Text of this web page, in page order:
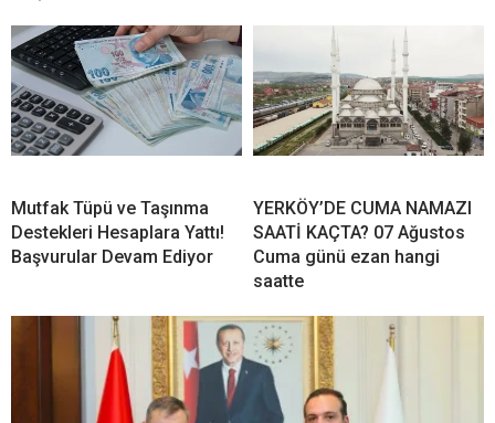
Mutfak Tüpü ve Taşınma
Destekleri Hesaplara Yattı!
Başvurular Devam Ediyor
YERKÖY’DE CUMA NAMAZI
SAATİ KAÇTA? 07 Ağustos
Cuma günü ezan hangi
saatte